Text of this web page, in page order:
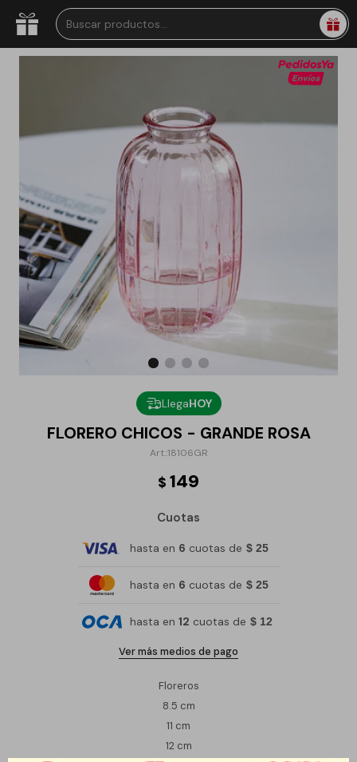
LlegaHOY
FLORERO CHICOS - GRANDE ROSA
18106GR
$ 149
Cuotas
hasta en 6 cuotas de $ 25
hasta en 6 cuotas de $ 25
hasta en 12 cuotas de $ 12
Ver más medios de pago
Floreros
8.5 cm
11 cm
12 cm